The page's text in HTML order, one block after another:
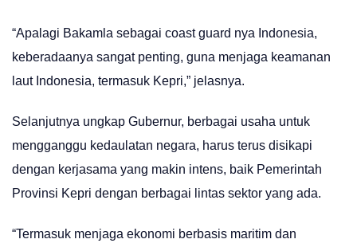
“Apalagi Bakamla sebagai coast guard nya Indonesia,
keberadaanya sangat penting, guna menjaga keamanan
laut Indonesia, termasuk Kepri,” jelasnya.
Selanjutnya ungkap Gubernur, berbagai usaha untuk
mengganggu kedaulatan negara, harus terus disikapi
dengan kerjasama yang makin intens, baik Pemerintah
Provinsi Kepri dengan berbagai lintas sektor yang ada.
“Termasuk menjaga ekonomi berbasis maritim dan